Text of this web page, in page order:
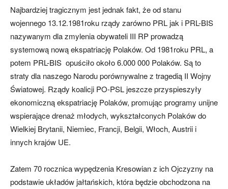
Najbardziej tragicznym jest jednak fakt, że od stanu
wojennego 13.12.1981roku rządy zarówno PRL jak i PRL-BIS
nazywanym dla zmylenia obywateli III RP prowadzą
systemową nową ekspatriację Polaków. Od 1981roku PRL, a
potem PRL-BIS opuściło około 6.000 000 Polaków. Są to
straty dla naszego Narodu porównywalne z tragedią II Wojny
Światowej. Rządy koalicji PO-PSL jeszcze przyspieszyły
ekonomiczną ekspatriację Polaków, promując programy unijne
wspierające drenaż młodych, wykształconych Polaków do
Wielkiej Brytanii, Niemiec, Francji, Belgii, Włoch, Austrii i
innych krajów UE.
Zatem 70 rocznica wypędzenia Kresowian z ich Ojczyzny na
podstawie układów jałtańskich, która będzie obchodzona na